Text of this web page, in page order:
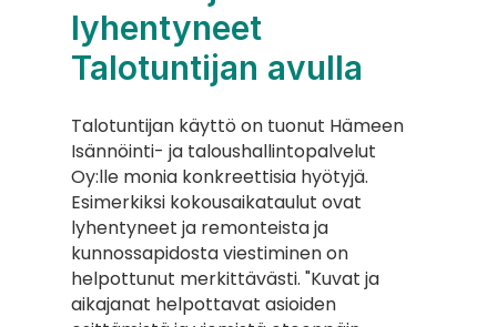
lyhentyneet
Talotuntijan avulla
Talotuntijan käyttö on tuonut Hämeen
Isännöinti- ja taloushallintopalvelut
Oy:lle monia konkreettisia hyötyjä.
Esimerkiksi kokousaikataulut ovat
lyhentyneet ja remonteista ja
kunnossapidosta viestiminen on
helpottunut merkittävästi. "Kuvat ja
aikajanat helpottavat asioiden